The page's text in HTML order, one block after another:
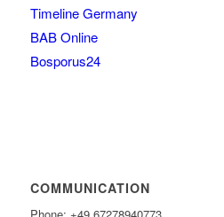
Timeline Germany
BAB Online
Bosporus24
COMMUNICATION